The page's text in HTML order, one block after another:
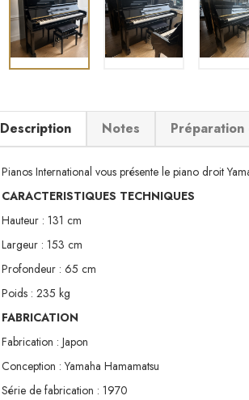
Description Notes
Pianos International vous présente le piano droit
CARACTERISTIQUES TECHNIQUES
Hauteur : 131 cm
Largeur : 153 cm
Profondeur : 65 cm
Poids : 235 kg
FABRICATION
Fabrication : Japon
Conception : Yamaha Hamamatsu
Série de fabrication : 1970